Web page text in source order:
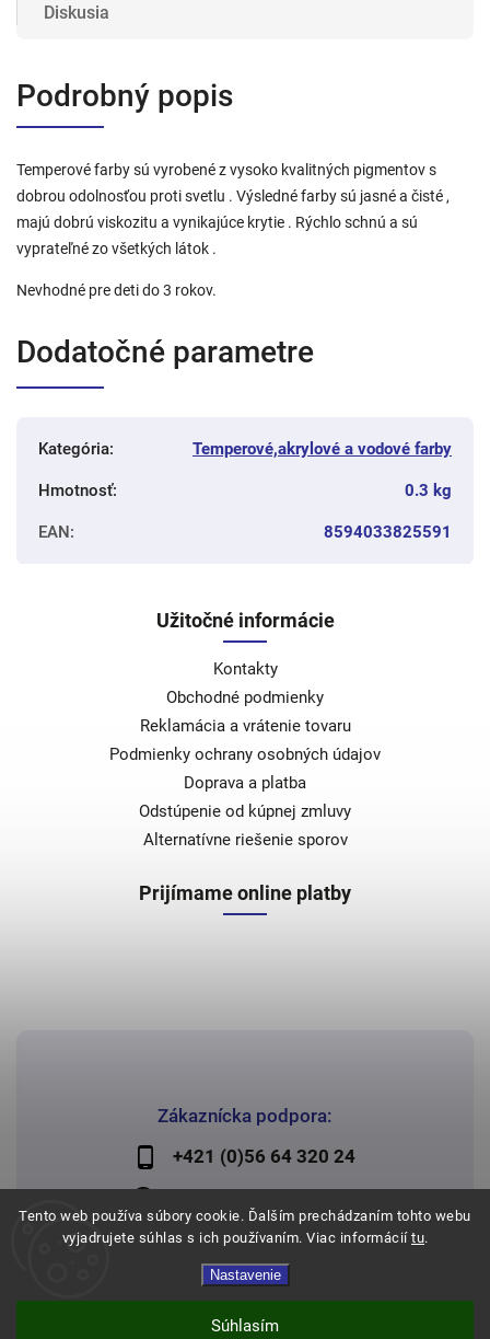
Tento web používa súbory cookie. Ďalším prechádzaním tohto webu
vyjadrujete súhlas s ich používaním. Viac informácií tu.
Nastavenie
Súhlasím
Diskusia
Podrobný popis
Temperové farby sú vyrobené z vysoko kvalitných pigmentov s
dobrou odolnosťou proti svetlu . Výsledné farby sú jasné a čisté ,
majú dobrú viskozitu a vynikajúce krytie . Rýchlo schnú a sú
vyprateľné zo všetkých látok .
Nevhodné pre deti do 3 rokov.
Dodatočné parametre
Kategória: Temperové,akrylové a vodové farby
Hmotnosť: 0.3 kg
EAN: 8594033825591
Zákaznícka podpora:
+421 (0)56 64 320 24
Užitočné informácie
Kontakty
Obchodné podmienky
Reklamácia a vrátenie tovaru
Podmienky ochrany osobných údajov
Doprava a platba
Odstúpenie od kúpnej zmluvy
Alternatívne riešenie sporov
Prijímame online platby
Copyright 2026Papier Lechman. Všetky práva vyhradené.
Shoptet | Design